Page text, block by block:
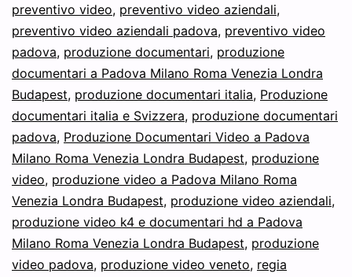
preventivo video, preventivo video aziendali,
preventivo video aziendali padova, preventivo video
padova, produzione documentari, produzione
documentari a Padova Milano Roma Venezia Londra
Budapest, produzione documentari italia, Produzione
documentari italia e Svizzera, produzione documentari
padova, Produzione Documentari Video a Padova
Milano Roma Venezia Londra Budapest, produzione
video, produzione video a Padova Milano Roma
Venezia Londra Budapest, produzione video aziendali,
produzione video k4 e documentari hd a Padova
Milano Roma Venezia Londra Budapest, produzione
video padova, produzione video veneto, regia